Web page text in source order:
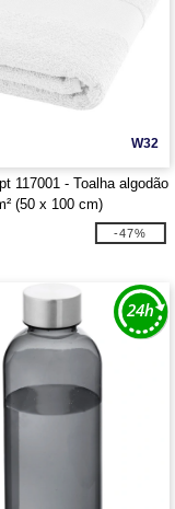
W32
117001 - Toalha algodão
(50 x 100 cm)
-47%